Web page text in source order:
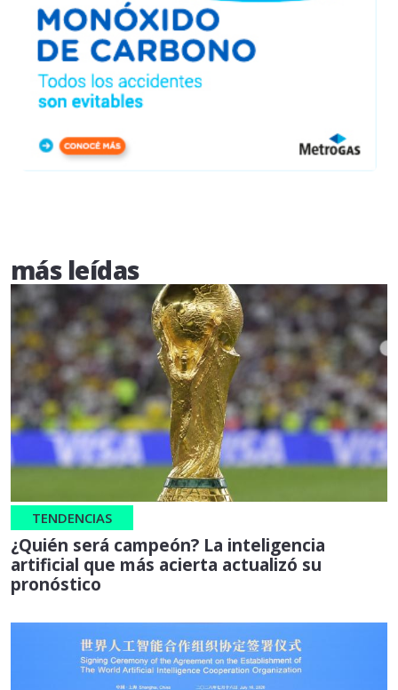
más leídas
TENDENCIAS
¿Quién será campeón? La inteligencia
artificial que más acierta actualizó su
pronóstico